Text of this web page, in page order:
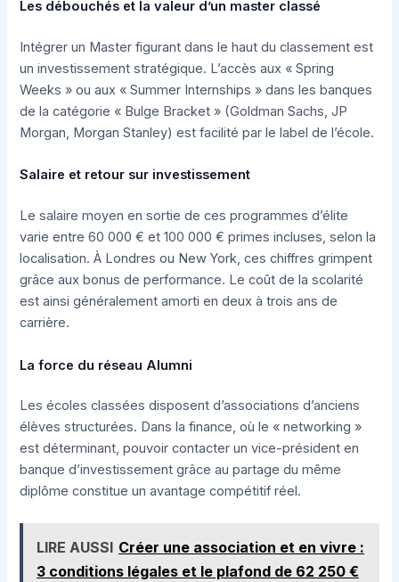
Les débouchés et la valeur d’un master classé
Intégrer un Master figurant dans le haut du classement est
un investissement stratégique. L’accès aux « Spring
Weeks » ou aux « Summer Internships » dans les banques
de la catégorie « Bulge Bracket » (Goldman Sachs, JP
Morgan, Morgan Stanley) est facilité par le label de l’école.
Salaire et retour sur investissement
Le salaire moyen en sortie de ces programmes d’élite
varie entre 60 000 € et 100 000 € primes incluses, selon la
localisation. À Londres ou New York, ces chiffres grimpent
grâce aux bonus de performance. Le coût de la scolarité
est ainsi généralement amorti en deux à trois ans de
carrière.
La force du réseau Alumni
Les écoles classées disposent d’associations d’anciens
élèves structurées. Dans la finance, où le « networking »
est déterminant, pouvoir contacter un vice-président en
banque d’investissement grâce au partage du même
diplôme constitue un avantage compétitif réel.
LIRE AUSSI Créer une association et en vivre :
3 conditions légales et le plafond de 62 250 €